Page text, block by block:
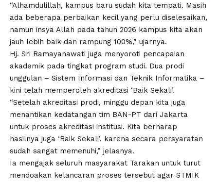
“Alhamdulillah, kampus baru sudah kita tempati. Masih
ada beberapa perbaikan kecil yang perlu diselesaikan,
namun insya Allah pada tahun 2026 kampus kita akan
jauh lebih baik dan rampung 100%,” ujarnya.
Hj. Sri Ramayanawati juga menyoroti pencapaian
akademik pada tingkat program studi. Dua prodi
unggulan – Sistem Informasi dan Teknik Informatika –
kini telah memperoleh akreditasi ‘Baik Sekali’.
“Setelah akreditasi prodi, minggu depan kita juga
menantikan kedatangan tim BAN-PT dari Jakarta
untuk proses akreditasi institusi. Kita berharap
hasilnya juga ‘Baik Sekali’, karena secara persyaratan
sudah sangat memenuhi,” jelasnya.
Ia mengajak seluruh masyarakat Tarakan untuk turut
mendoakan kelancaran proses tersebut agar STMIK